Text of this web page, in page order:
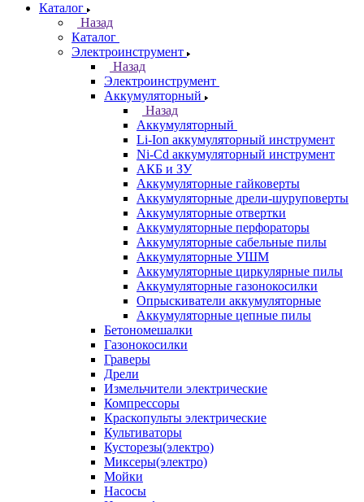
Каталог
Назад
Каталог
Электроинструмент
Назад
Электроинструмент
Аккумуляторный
Назад
Аккумуляторный
Li-Ion аккумуляторный инструмент
Ni-Cd аккумуляторный инструмент
АКБ и ЗУ
Аккумуляторные гайковерты
Аккумуляторные дрели-шуруповерты
Аккумуляторные отвертки
Аккумуляторные перфораторы
Аккумуляторные сабельные пилы
Аккумуляторные УШМ
Аккумуляторные циркулярные пилы
Аккумуляторные газонокосилки
Опрыскиватели аккумуляторные
Аккумуляторные цепные пилы
Бетономешалки
Газонокосилки
Граверы
Дрели
Измельчители электрические
Компрессоры
Краскопульты электрические
Культиваторы
Кусторезы(электро)
Миксеры(электро)
Мойки
Насосы